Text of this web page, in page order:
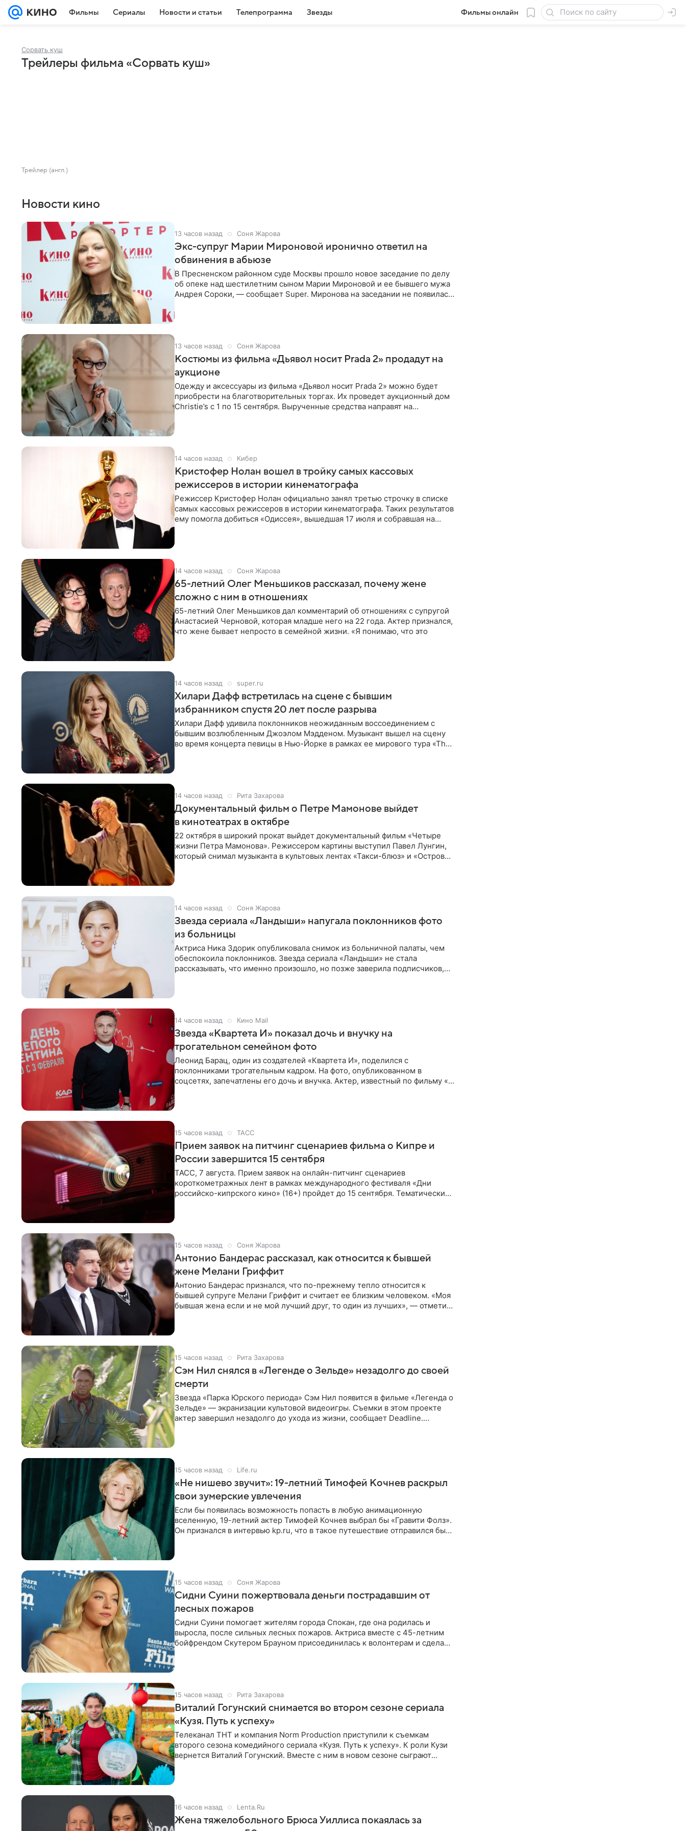
Фильмы Сериалы Новости и статьи Телепрограмма Звезды Фильмы онлайн
Сорвать куш
Трейлеры фильма «Сорвать куш»
Трейлер (англ.)
Новости кино
13 часов назад Соня Жарова
Экс-супруг Марии Мироновой иронично ответил на
обвинения в абьюзе
В Пресненском районном суде Москвы прошло новое заседание по делу
об опеке над шестилетним сыном Марии Мироновой и ее бывшего мужа
Андрея Сороки, — сообщает Super. Миронова на заседании не появилась.
13 часов назад Соня Жарова
Костюмы из фильма «Дьявол носит Prada 2» продадут на
аукционе
Одежду и аксессуары из фильма «Дьявол носит Prada 2» можно будет
приобрести на благотворительных торгах. Их проведет аукционный дом
Christie’s с 1 по 15 сентября. Вырученные средства направят на
14 часов назад Кибер
Кристофер Нолан вошел в тройку самых кассовых
режиссеров в истории кинематографа
Режиссер Кристофер Нолан официально занял третью строчку в списке
самых кассовых режиссеров в истории кинематографа. Таких результатов
ему помогла добиться «Одиссея», вышедшая 17 июля и собравшая на
14 часов назад Соня Жарова
65-летний Олег Меньшиков рассказал, почему жене
сложно с ним в отношениях
65-летний Олег Меньшиков дал комментарий об отношениях с супругой
Анастасией Черновой, которая младше него на 22 года. Актер признался,
что жене бывает непросто в семейной жизни. «Я понимаю, что это
14 часов назад super.ru
Хилари Дафф встретилась на сцене с бывшим
избранником спустя 20 лет после разрыва
Хилари Дафф удивила поклонников неожиданным воссоединением с
бывшим возлюбленным Джоэлом Мэдденом. Музыкант вышел на сцену
во время концерта певицы в Нью-Йорке в рамках ее мирового тура «The
14 часов назад Рита Захарова
Документальный фильм о Петре Мамонове выйдет
в кинотеатрах в октябре
22 октября в широкий прокат выйдет документальный фильм «Четыре
жизни Петра Мамонова». Режиссером картины выступил Павел Лунгин,
который снимал музыканта в культовых лентах «Такси-блюз» и «Остров».
14 часов назад Соня Жарова
Звезда сериала «Ландыши» напугала поклонников фото
из больницы
Актриса Ника Здорик опубликовала снимок из больничной палаты, чем
обеспокоила поклонников. Звезда сериала «Ландыши» не стала
рассказывать, что именно произошло, но позже заверила подписчиков,
14 часов назад Кино Mail
Звезда «Квартета И» показал дочь и внучку на
трогательном семейном фото
Леонид Барац, один из создателей «Квартета И», поделился с
поклонниками трогательным кадром. На фото, опубликованном в
соцсетях, запечатлены его дочь и внучка. Актер, известный по фильму «О
15 часов назад ТАСС
Прием заявок на питчинг сценариев фильма о Кипре и
России завершится 15 сентября
ТАСС, 7 августа. Прием заявок на онлайн-питчинг сценариев
короткометражных лент в рамках международного фестиваля «Дни
российско-кипрского кино» (16+) пройдет до 15 сентября. Тематически
15 часов назад Соня Жарова
Антонио Бандерас рассказал, как относится к бывшей
жене Мелани Гриффит
Антонио Бандерас признался, что по-прежнему тепло относится к
бывшей супруге Мелани Гриффит и считает ее близким человеком. «Моя
бывшая жена если и не мой лучший друг, то один из лучших», — отметил
15 часов назад Рита Захарова
Сэм Нил снялся в «Легенде о Зельде» незадолго до своей
смерти
Звезда «Парка Юрского периода» Сэм Нил появится в фильме «Легенда о
Зельде» — экранизации культовой видеоигры. Съемки в этом проекте
актер завершил незадолго до ухода из жизни, сообщает Deadline.
15 часов назад Life.ru
«Не нишево звучит»: 19-летний Тимофей Кочнев раскрыл
свои зумерские увлечения
Если бы появилась возможность попасть в любую анимационную
вселенную, 19-летний актер Тимофей Кочнев выбрал бы «Гравити Фолз».
Он признался в интервью kp.ru, что в такое путешествие отправился бы
15 часов назад Соня Жарова
Сидни Суини пожертвовала деньги пострадавшим от
лесных пожаров
Сидни Суини помогает жителям города Спокан, где она родилась и
выросла, после сильных лесных пожаров. Актриса вместе с 45-летним
бойфрендом Скутером Брауном присоединилась к волонтерам и сделала
15 часов назад Рита Захарова
Виталий Гогунский снимается во втором сезоне сериала
«Кузя. Путь к успеху»
Телеканал ТНТ и компания Norm Production приступили к съемкам
второго сезона комедийного сериала «Кузя. Путь к успеху». К роли Кузи
вернется Виталий Гогунский. Вместе с ним в новом сезоне сыграют
16 часов назад Lenta.Ru
Жена тяжелобольного Брюса Уиллиса покаялась за